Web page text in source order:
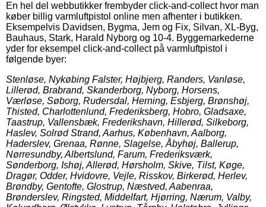
En hel del webbutikker frembyder click-and-collect hvor man
køber billig varmluftpistol online men afhenter i butikken.
Eksempelvis Davidsen, Bygma, Jem og Fix, Silvan, XL-Byg,
Bauhaus, Stark, Harald Nyborg og 10-4. Byggemarkederne
yder for eksempel click-and-collect på varmluftpistol i
følgende byer:
Stenløse, Nykøbing Falster, Højbjerg, Randers, Vanløse,
Lillerød, Brabrand, Skanderborg, Nyborg, Horsens,
Værløse, Søborg, Rudersdal, Herning, Esbjerg, Brønshøj,
Thisted, Charlottenlund, Frederiksberg, Hobro, Gladsaxe,
Taastrup, Vallensbæk, Frederikshavn, Hillerød, Silkeborg,
Haslev, Solrød Strand, Aarhus, København, Aalborg,
Haderslev, Grenaa, Rønne, Slagelse, Åbyhøj, Ballerup,
Nørresundby, Albertslund, Farum, Frederiksværk,
Sønderborg, Ishøj, Allerød, Hørsholm, Skive, Tilst, Køge,
Dragør, Odder, Hvidovre, Vejle, Risskov, Birkerød, Herlev,
Brøndby, Gentofte, Glostrup, Næstved, Aabenraa,
Brønderslev, Ringsted, Middelfart, Hjørring, Nærum, Valby,